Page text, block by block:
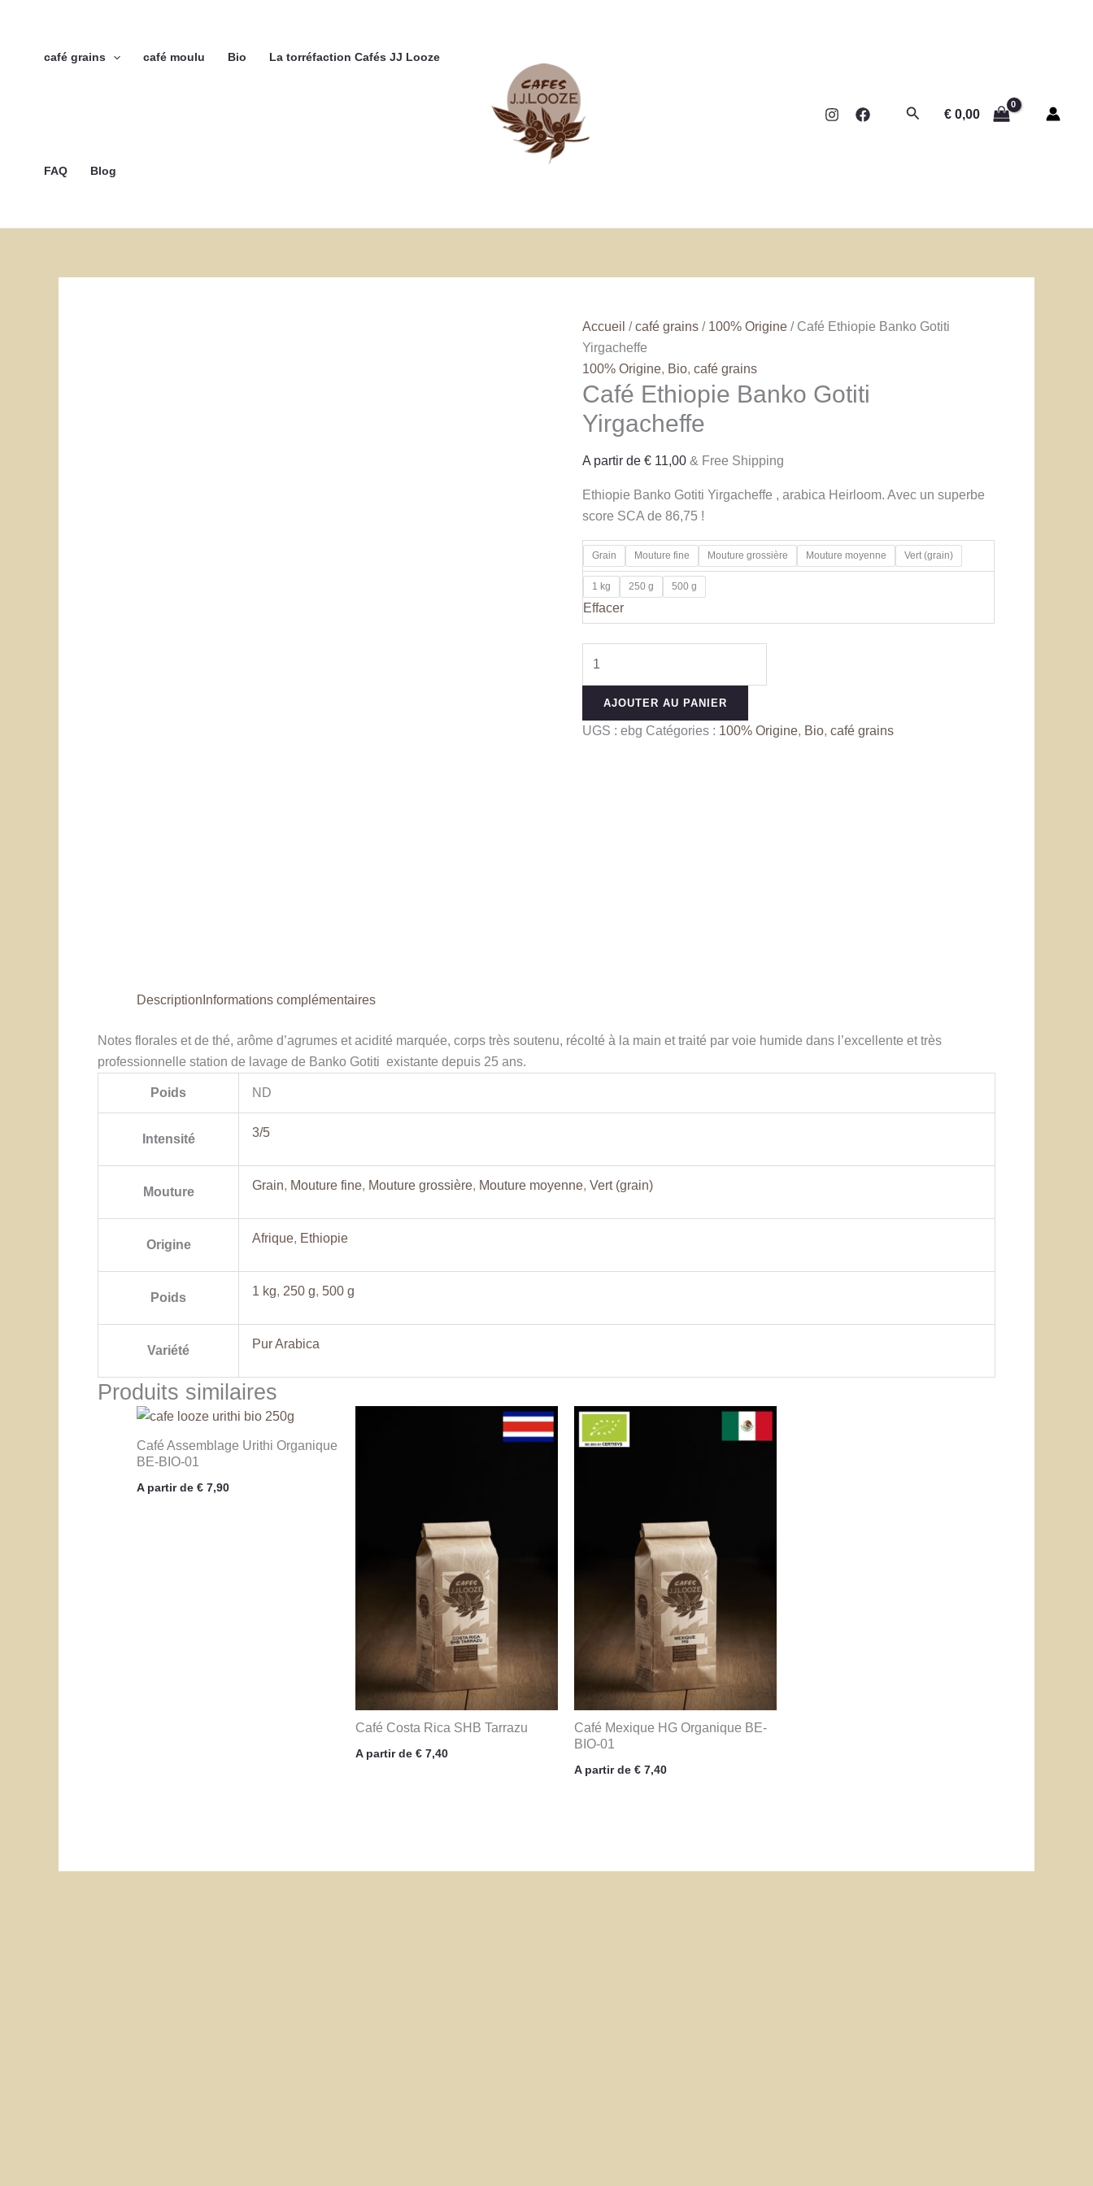
café grains café moulu Bio La torréfaction Cafés JJ Looze
FAQ Blog
Rechercher
€0,00
Accueil /café grains / 100% Origine / Café Ethiopie Banko Gotiti
Yirgacheffe
100% Origine, Bio,café grains
Café Ethiopie Banko Gotiti
Yirgacheffe
A partir de€ 11,00 & Free Shipping
Ethiopie Banko Gotiti Yirgacheffe , arabica Heirloom. Avec un superbe
score SCA de 86,75 !
Grain Mouture fine Mouture grossière Mouture moyenne Vert (grain)
1 kg 250 g 500 g
Effacer
Banko
AJOUTER AU PANIER
UGS :ebg Catégories : 100% Origine, Bio,café grains
Description Informations complémentaires
Notes florales et de thé, arôme d’agrumes et acidité marquée, corps très soutenu, récolté à la main et traité par voie humide dans l’excellente et très
professionnelle station de lavage de Banko Gotiti existante depuis 25 ans.
Poids ND
Intensité 3/5
Mouture Grain, Mouture fine, Mouture grossière, Mouture moyenne, Vert (grain)
Origine Afrique, Ethiopie
Poids 1 kg, 250 g, 500 g
Variété Pur Arabica
Produits similaires
Café Assemblage Urithi Organique
BE-BIO-01
A partir de € 7,90
Café Costa Rica SHB Tarrazu
A partir de € 7,40
Café Mexique HG Organique BE-
BIO-01
A partir de € 7,40